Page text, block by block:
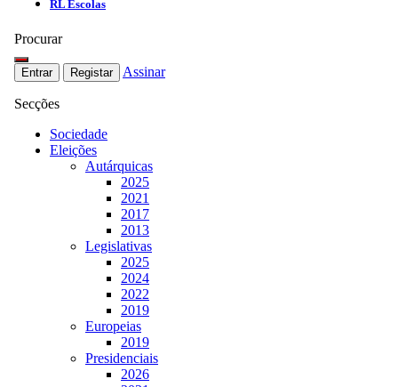
RL Escolas
Procurar
Entrar Registar Assinar
Secções
Sociedade
Eleições
Autárquicas
2025
2021
2017
2013
Legislativas
2025
2024
2022
2019
Europeias
2019
Presidenciais
2026